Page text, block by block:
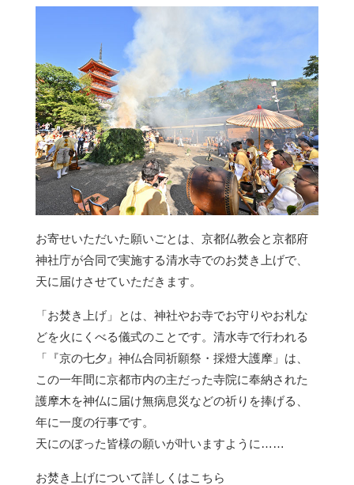
お寄せいただいた願いごとは、京都仏教会と京都府
神社庁が合同で実施する清水寺でのお焚き上げで、
天に届けさせていただきます。
「お焚き上げ」とは、神社やお寺でお守りやお札な
どを火にくべる儀式のことです。清水寺で行われる
「『京の七夕』神仏合同祈願祭・採燈大護摩」は、
この一年間に京都市内の主だった寺院に奉納された
護摩木を神仏に届け無病息災などの祈りを捧げる、
年に一度の行事です。
天にのぼった皆様の願いが叶いますように……
お焚き上げについて詳しくはこちら